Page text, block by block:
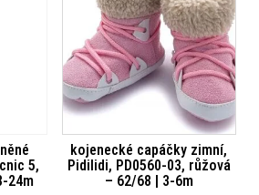
5,
24m
kojenecké capáčky zimní,
Pidilidi, PD0560-03, růžová
– 62/68 | 3-6m